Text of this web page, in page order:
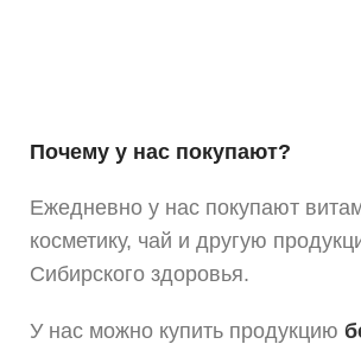
Почему у нас покупают?
Ежедневно у нас покупают
косметику, чай и другую
Сибирского здоровья.
У нас можно купить продукцию